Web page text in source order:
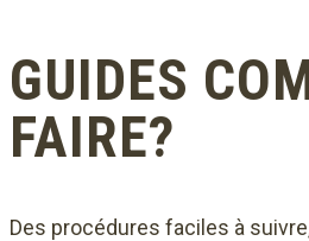
GUIDES
FAIRE?
Des procédures faciles à